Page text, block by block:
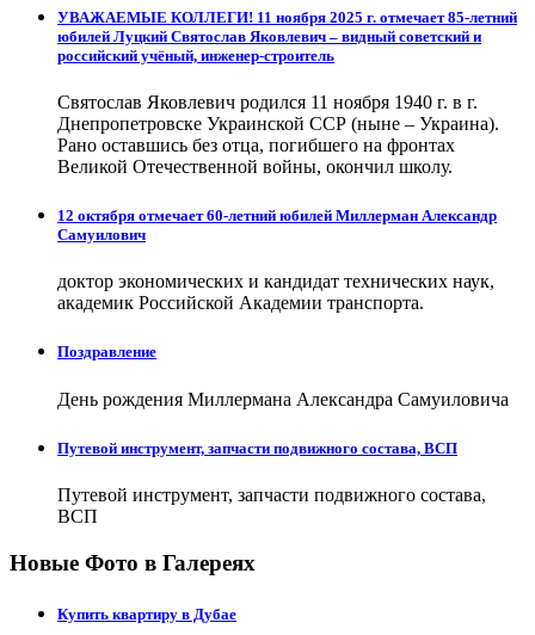
УВАЖАЕМЫЕ КОЛЛЕГИ! 11 ноября 2025 г. отмечает 85-летний
юбилей Луцкий Святослав Яковлевич – видный советский и
российский учёный, инженер-строитель
Святослав Яковлевич родился 11 ноября 1940 г. в г.
Днепропетровске Украинской ССР (ныне – Украина).
Рано оставшись без отца, погибшего на фронтах
Великой Отечественной войны, окончил школу.
12 октября отмечает 60-летний юбилей Миллерман Александр
Самуилович
доктор экономических и кандидат технических наук,
академик Российской Академии транспорта.
Поздравление
День рождения Миллермана Александра Самуиловича
Путевой инструмент, запчасти подвижного состава, ВСП
Путевой инструмент, запчасти подвижного состава,
ВСП
Новые Фото в Галереях
Купить квартиру в Дубае